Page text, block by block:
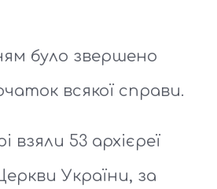
було звершено
всякої справи.
взяли 53 архієреї
України, за